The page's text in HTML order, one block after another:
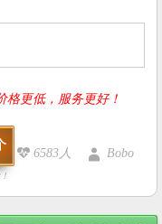
格更低，服务更好！
6583人 Bobo